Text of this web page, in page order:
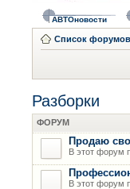
АВТОновости
Список форумов
Разборки
ФОРУМ
Продаю
В этот форум
В этот форум